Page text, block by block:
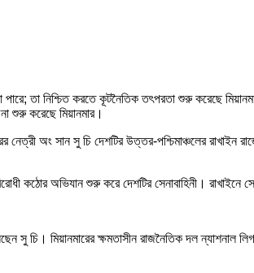
তা নিশ্চিত করতে কূটনৈতিক তৎপরতা শুরু করেছে
শুরু করেছে মিয়ানমার।
অং সান সু চি দেশটির উত্তর-পশ্চিমাঞ্চলের রাখাইন
অভিযান শুরু করে দেশটির সেনাবাহিনী। রাখাইনে
চি। মিয়ানমারের ক্ষমতাসীন রাজনৈতিক দল ন্যাশনাল